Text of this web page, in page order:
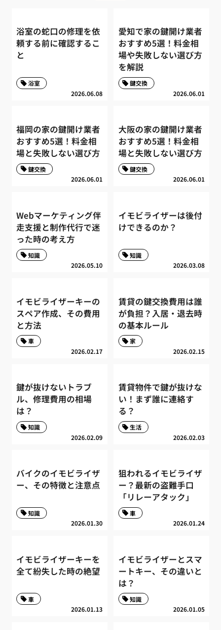
浴室の蛇口の修理を依
頼する前に確認するこ
と
2026.06.08
浴室
愛知で家の鍵開け業者
おすすめ5選！料金相
場や失敗しない選び方
を解説
2026.06.01
鍵交換
福岡の家の鍵開け業者
おすすめ5選！料金相
場と失敗しない選び方
2026.06.01
鍵交換
大阪の家の鍵開け業者
おすすめ5選！料金相
場と失敗しない選び方
2026.06.01
鍵交換
Webマーケティング伴
走支援と制作代行で迷
った時の考え方
2026.05.10
知識
イモビライザーは後付
けできるのか？
2026.03.08
知識
イモビライザーキーの
スペア作成、その費用
と方法
2026.02.17
車
賃貸の鍵交換費用は誰
が負担？入居・退去時
の基本ルール
2026.02.15
家
鍵が抜けないトラブ
ル、修理費用の相場
は？
2026.02.09
知識
賃貸物件で鍵が抜けな
い！まず誰に連絡す
る？
2026.02.03
生活
バイクのイモビライザ
ー、その特徴と注意点
2026.01.30
知識
狙われるイモビライザ
ー？最新の盗難手口
「リレーアタック」
2026.01.24
車
イモビライザーキーを
全て紛失した時の絶望
2026.01.13
車
イモビライザーとスマ
ートキー、その違いと
は？
2026.01.05
知識